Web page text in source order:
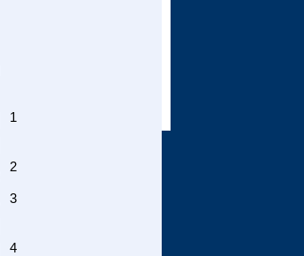
1
2
3
4